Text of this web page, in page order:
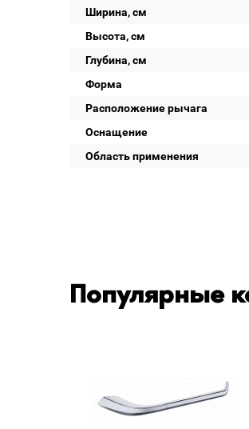
Ширина, см
Высота, см
Глубина, см
Форма
Расположение рычага
Оснащение
Область применения
Популярные